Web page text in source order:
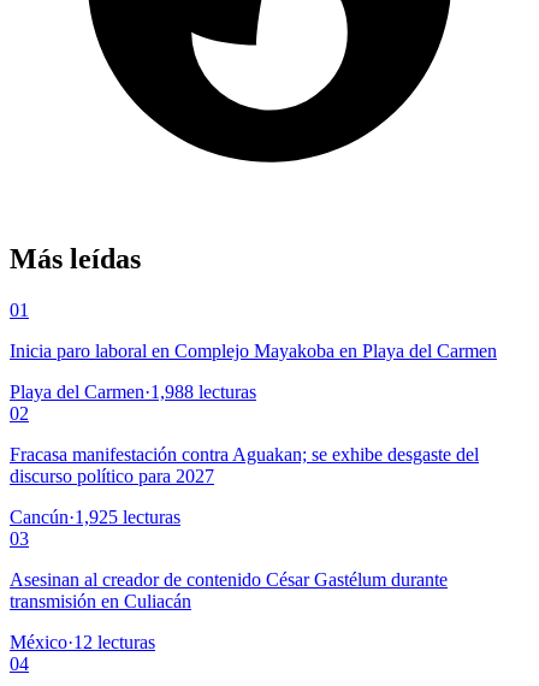
Más leídas
01
Inicia paro laboral en Complejo Mayakoba en Playa del Carmen
Playa del Carmen·1,988 lecturas
02
Fracasa manifestación contra Aguakan; se exhibe desgaste del
discurso político para 2027
Cancún·1,925 lecturas
03
Asesinan al creador de contenido César Gastélum durante
transmisión en Culiacán
México·12 lecturas
04